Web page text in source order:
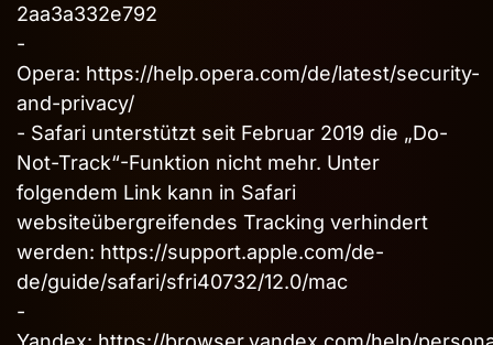
2aa3a332e792
-
Opera: https://help.opera.com/de/latest/security-
and-privacy/
- Safari unterstützt seit Februar 2019 die „Do-
Not-Track“-Funktion nicht mehr. Unter
folgendem Link kann in Safari
websiteübergreifendes Tracking verhindert
werden: https://support.apple.com/de-
de/guide/safari/sfri40732/12.0/mac
-